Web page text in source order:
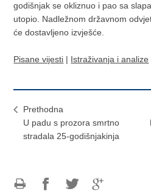
godišnjak se okliznuo i pao sa
utopio. Nadležnom državnom
će dostavljeno izvješće.
Pisane vijesti | Istraživanja i analize
Prethodna
U padu s prozora smrtno
stradala 25-godišnjakinja